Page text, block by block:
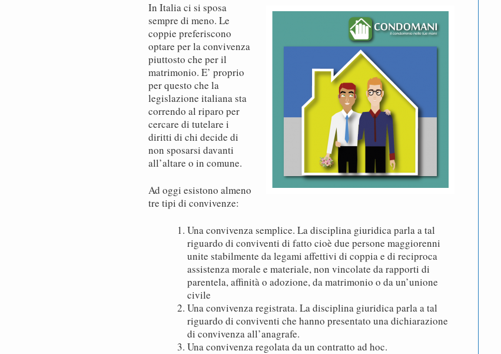
In Italia ci si sposa
sempre di meno. Le
coppie preferiscono
optare per la convivenza
piuttosto che per il
matrimonio. E’ proprio
per questo che la
legislazione italiana sta
correndo al riparo per
cercare di tutelare i
diritti di chi decide di
non sposarsi davanti
all’altare o in comune.
Ad oggi esistono almeno
tre tipi di convivenze:
Una convivenza semplice. La disciplina giuridica parla a tal
riguardo di conviventi di fatto cioè due persone maggiorenni
unite stabilmente da legami affettivi di coppia e di reciproca
assistenza morale e materiale, non vincolate da rapporti di
parentela, affinità o adozione, da matrimonio o da un’unione
civile
Una convivenza registrata. La disciplina giuridica parla a tal
riguardo di conviventi che hanno presentato una dichiarazione
di convivenza all’anagrafe.
Una convivenza regolata da un contratto ad hoc.